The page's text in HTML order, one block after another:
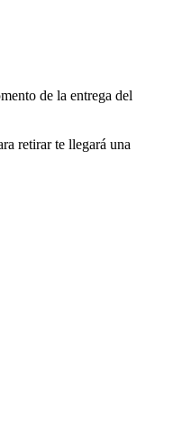
de la entrega del
retirar te llegará una